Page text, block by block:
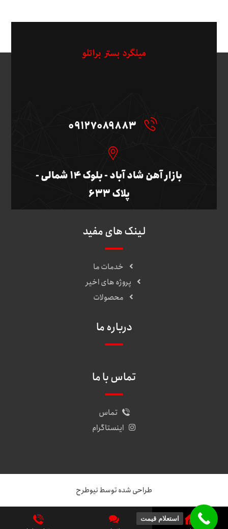
09127089883
بازار آهن شاد آباد - بلوک ۱۴ شمالی -
پلاک ۶۳۳
لینک های مفید
خدمات ما
پروژه های اخیر
محصولات
درباره ما
تماس با ما
تماس
اینستاگرام
طراحی شده توسط نیوطرح
استعلام قیمت